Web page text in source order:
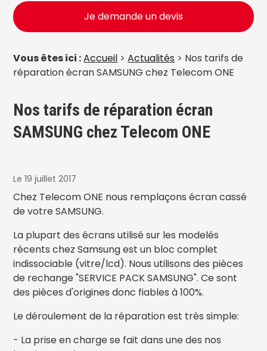
Je demande un devis
Vous êtes ici :Accueil >Actualités > Nos tarifs de
réparation écran SAMSUNG chez Telecom ONE
Nos tarifs de réparation écran
SAMSUNG chez Telecom ONE
Le 19 juillet 2017
Chez Telecom ONE nous remplaçons écran cassé
de votre SAMSUNG.
La plupart des écrans utilisé sur les modelés
récents chez Samsung est un bloc complet
indissociable (vitre/lcd). Nous utilisons des pièces
de rechange "SERVICE PACK SAMSUNG". Ce sont
des pièces d'origines donc fiables à 100%.
Le déroulement de la réparation est très simple:
- La prise en charge se fait dans une des nos